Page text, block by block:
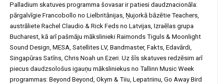
Palladium skatuves programma šovasar ir patiesi daudznacionāla:
pārgalvīgie Francobollo no Lielbritānijas, Ņujorkā bāzētie Teachers,
austrāliete Rachel Claudio & Rick Feds no Latvijas, Izraēlas grupa
Bucharest, kā arī pašmāju mākslinieki Raimonds Tiguls & Moonlight
Sound Design, MESA, Satellites LV, Bandmaster, Fakts, Edavārdi,
Singapūras Satīns, Chris Noah un Ezeri. Uz šīs skatuves redzēsim arī
piecus daudzsološus igauņu māksliniekus no Tallinn Music Week
programmas: Beyond Beyond, Okym & Tiiu, Lepatriinu, Go Away Bird